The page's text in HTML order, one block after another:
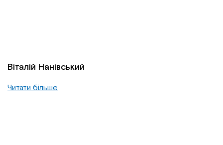
Віталій Нанівський
Читати більше